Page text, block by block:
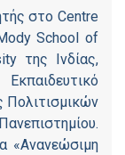
στο Centre
School of
της Ινδίας,
Πολιτισμικών
«Ανανεώσιμη